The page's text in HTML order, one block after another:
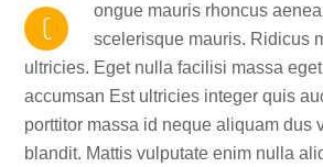
C
ongue mauris rhoncus
scelerisque mauris. Ridicus
ultricies. Eget nulla facilisi massa
accumsan Est ultricies integer quis
porttitor massa id neque aliquam dus
blandit. Mattis vulputate enim nulla